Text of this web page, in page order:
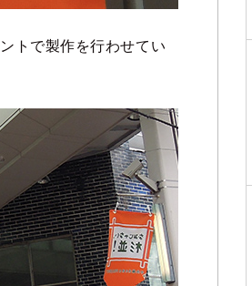
トで製作を行わせてい